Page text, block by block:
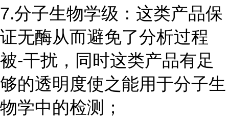
7.分子生物学级：这类产品保
证无酶从而避免了分析过程
被-干扰，同时这类产品有足
够的透明度使之能用于分子生
物学中的检测；